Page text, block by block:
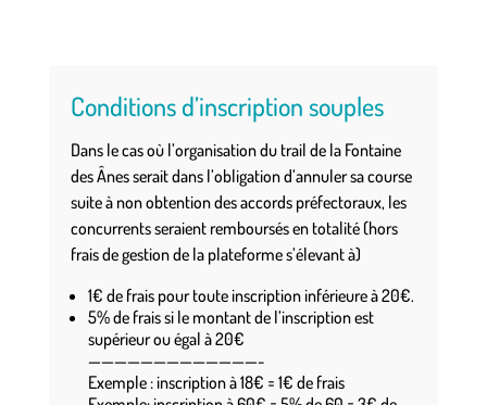
Conditions d’inscription souples
Dans le cas où l’organisation du trail de la Fontaine
des Ânes serait dans l’obligation d’annuler sa course
suite à non obtention des accords préfectoraux, les
concurrents seraient remboursés en totalité (hors
frais de gestion de la plateforme s’élevant à)
1€ de frais pour toute inscription inférieure à 20€.
5% de frais si le montant de l’inscription est
supérieur ou égal à 20€
—————————————-
Exemple : inscription à 18€ = 1€ de frais